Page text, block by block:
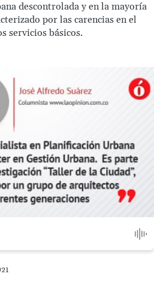
descontrolada y en la mayoría
por las carencias en el
servicios básicos.